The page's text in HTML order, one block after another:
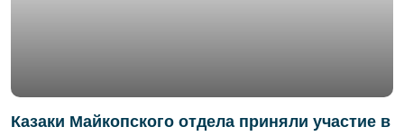
Казаки Майкопского отдела приняли участие в